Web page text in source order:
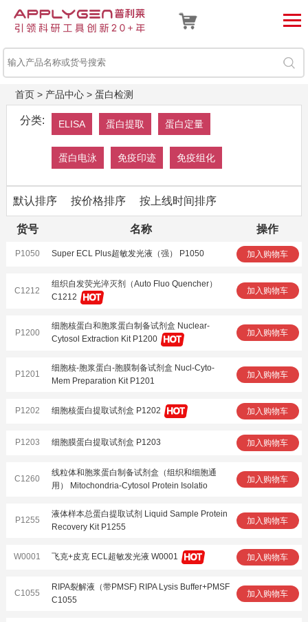
首页> 产品中心> 蛋白检测
分类: ELISA 蛋白提取 蛋白定量
蛋白电泳 免疫印迹 免疫组化
默认排序 按价格排序 按上线时间排序
货号 名称 操作
P1050 Super ECL Plus超敏发光液（强） P1050 加入购物车
C1212
组织自发荧光淬灭剂（Auto Fluo Quencher）
C1212
加入购物车
P1200
细胞核蛋白和胞浆蛋白制备试剂盒 Nuclear-
Cytosol Extraction Kit P1200
加入购物车
P1201
细胞核-胞浆蛋白-胞膜制备试剂盒 Nucl-Cyto-
Mem Preparation Kit P1201
加入购物车
P1202 细胞核蛋白提取试剂盒 P1202 加入购物车
P1203 细胞膜蛋白提取试剂盒 P1203 加入购物车
C1260
线粒体和胞浆蛋白制备试剂盒（组织和细胞通
用） Mitochondria-Cytosol Protein Isolatio
加入购物车
P1255
液体样本总蛋白提取试剂 Liquid Sample Protein
Recovery Kit P1255
加入购物车
W0001 飞克+皮克 ECL超敏发光液 W0001 加入购物车
C1055
RIPA裂解液（带PMSF) RIPA Lysis Buffer+PMSF
C1055
加入购物车